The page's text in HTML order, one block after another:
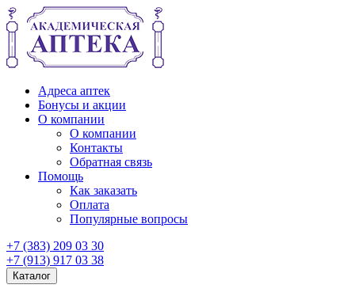
Адреса аптек
Бонусы и акции
О компании
О компании
Контакты
Обратная связь
Помощь
Как заказать
Оплата
Популярные вопросы
+7 (383) 209 03 30
+7 (913) 917 03 38
Каталог